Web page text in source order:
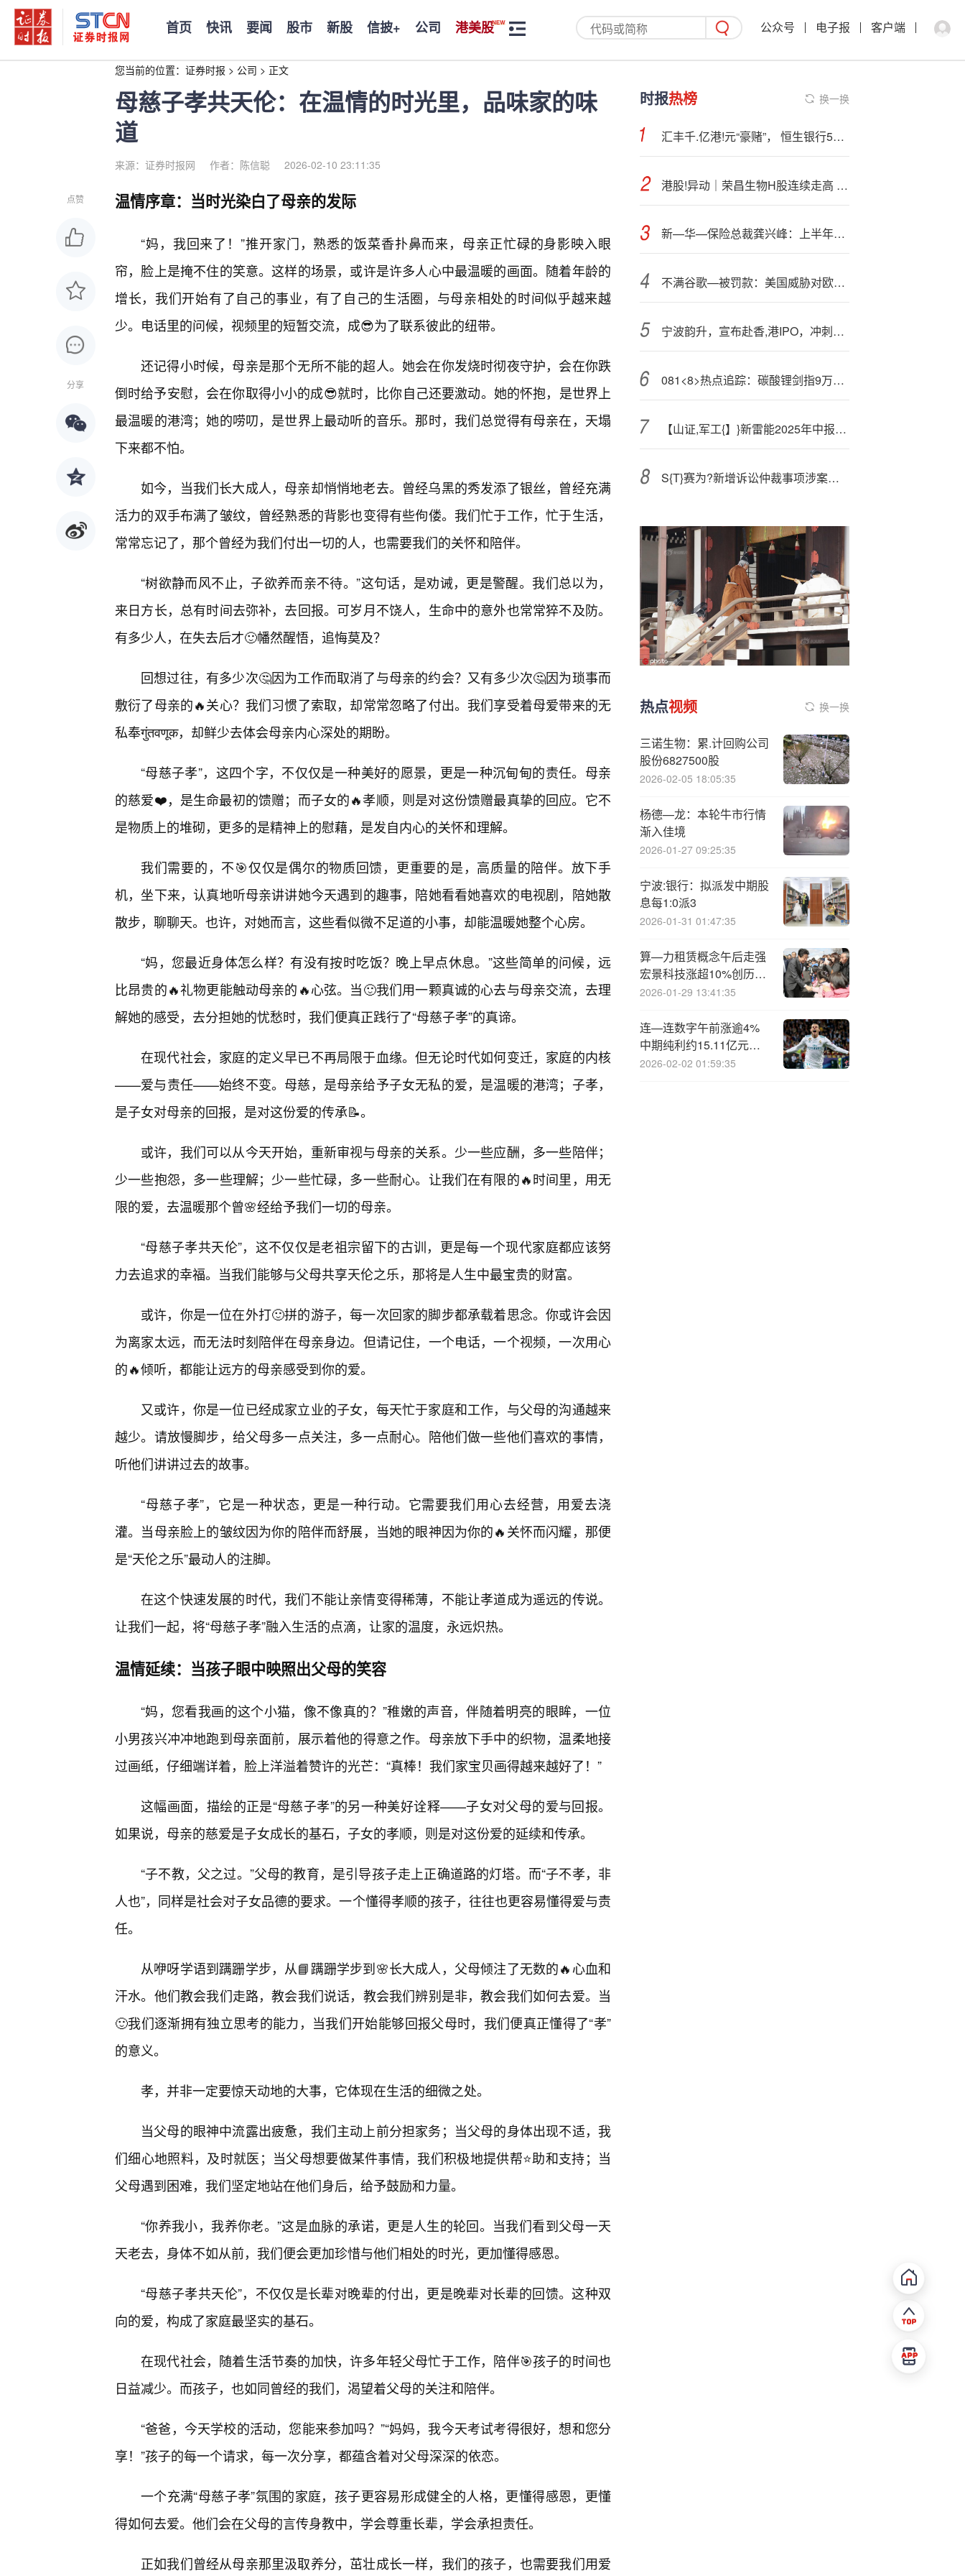
首页 快讯 要闻 股市 新股 信披+ 公司 港美股 公众号 电子报 客户端
您当前的位置： 证券时报 > 公司 > 正文
母慈子孝共天伦：在温情的时光里，品味家的味
道
来源：证券时报网 作者：陈信聪 2026-02-10 23:11:35
点赞
分享
温情序章：当时光染白了母亲的发际
“妈，我回来了！”推开家门，熟悉的饭菜香扑鼻而来，母亲正忙碌的身影映入眼
帘，脸上是掩不住的笑意。这样的场景，或许是许多人心中最温暖的画面。随着年龄的
增长，我们开始有了自己的事业，有了自己的生活圈，与母亲相处的时间似乎越来越
少。电话里的问候，视频里的短暂交流，成😎为了联系彼此的纽带。
还记得小时候，母亲是那个无所不能的超人。她会在你发烧时彻夜守护，会在你跌
倒时给予安慰，会在你取得小小的成😎就时，比你自己还要激动。她的怀抱，是世界上
最温暖的港湾；她的唠叨，是世界上最动听的音乐。那时，我们总觉得有母亲在，天塌
下来都不怕。
如今，当我们长大成人，母亲却悄悄地老去。曾经乌黑的秀发添了银丝，曾经充满
活力的双手布满了皱纹，曾经熟悉的背影也变得有些佝偻。我们忙于工作，忙于生活，
常常忘记了，那个曾经为我们付出一切的人，也需要我们的关怀和陪伴。
“树欲静而风不止，子欲养而亲不待。”这句话，是劝诫，更是警醒。我们总以为，
来日方长，总有时间去弥补，去回报。可岁月不饶人，生命中的意外也常常猝不及防。
有多少人，在失去后才🙂幡然醒悟，追悔莫及？
回想过往，有多少次🤔因为工作而取消了与母亲的约会？又有多少次🤔因为琐事而
敷衍了母亲的🔥关心？我们习惯了索取，却常常忽略了付出。我们享受着母爱带来的无
私奉गुंतवणूक，却鲜少去体会母亲内心深处的期盼。
“母慈子孝”，这四个字，不仅仅是一种美好的愿景，更是一种沉甸甸的责任。母亲
的慈爱❤️，是生命最初的馈赠；而子女的🔥孝顺，则是对这份馈赠最真挚的回应。它不
是物质上的堆砌，更多的是精神上的慰藉，是发自内心的关怀和理解。
我们需要的，不🎯仅仅是偶尔的物质回馈，更重要的是，高质量的陪伴。放下手
机，坐下来，认真地听母亲讲讲她今天遇到的趣事，陪她看看她喜欢的电视剧，陪她散
散步，聊聊天。也许，对她而言，这些看似微不足道的小事，却能温暖她整个心房。
“妈，您最近身体怎么样？有没有按时吃饭？晚上早点休息。”这些简单的问候，远
比昂贵的🔥礼物更能触动母亲的🔥心弦。当🙂我们用一颗真诚的心去与母亲交流，去理
解她的感受，去分担她的忧愁时，我们便真正践行了“母慈子孝”的真谛。
在现代社会，家庭的定义早已不再局限于血缘。但无论时代如何变迁，家庭的内核
——爱与责任——始终不变。母慈，是母亲给予子女无私的爱，是温暖的港湾；子孝，
是子女对母亲的回报，是对这份爱的传承📝。
或许，我们可以从今天开始，重新审视与母亲的关系。少一些应酬，多一些陪伴；
少一些抱怨，多一些理解；少一些忙碌，多一些耐心。让我们在有限的🔥时间里，用无
限的爱，去温暖那个曾🌸经给予我们一切的母亲。
“母慈子孝共天伦”，这不仅仅是老祖宗留下的古训，更是每一个现代家庭都应该努
力去追求的幸福。当我们能够与父母共享天伦之乐，那将是人生中最宝贵的财富。
或许，你是一位在外打🙂拼的游子，每一次回家的脚步都承载着思念。你或许会因
为离家太远，而无法时刻陪伴在母亲身边。但请记住，一个电话，一个视频，一次用心
的🔥倾听，都能让远方的母亲感受到你的爱。
又或许，你是一位已经成家立业的子女，每天忙于家庭和工作，与父母的沟通越来
越少。请放慢脚步，给父母多一点关注，多一点耐心。陪他们做一些他们喜欢的事情，
听他们讲讲过去的故事。
“母慈子孝”，它是一种状态，更是一种行动。它需要我们用心去经营，用爱去浇
灌。当母亲脸上的皱纹因为你的陪伴而舒展，当她的眼神因为你的🔥关怀而闪耀，那便
是“天伦之乐”最动人的注脚。
在这个快速发展的时代，我们不能让亲情变得稀薄，不能让孝道成为遥远的传说。
让我们一起，将“母慈子孝”融入生活的点滴，让家的温度，永远炽热。
温情延续：当孩子眼中映照出父母的笑容
“妈，您看我画的这个小猫，像不像真的？”稚嫩的声音，伴随着明亮的眼眸，一位
小男孩兴冲冲地跑到母亲面前，展示着他的得意之作。母亲放下手中的织物，温柔地接
过画纸，仔细端详着，脸上洋溢着赞许的光芒：“真棒！我们家宝贝画得越来越好了！”
这幅画面，描绘的正是“母慈子孝”的另一种美好诠释——子女对父母的爱与回报。
如果说，母亲的慈爱是子女成长的基石，子女的孝顺，则是对这份爱的延续和传承。
“子不教，父之过。”父母的教育，是引导孩子走上正确道路的灯塔。而“子不孝，非
人也”，同样是社会对子女品德的要求。一个懂得孝顺的孩子，往往也更容易懂得爱与责
任。
从咿呀学语到蹒跚学步，从📘蹒跚学步到🌸长大成人，父母倾注了无数的🔥心血和
汗水。他们教会我们走路，教会我们说话，教会我们辨别是非，教会我们如何去爱。当
🙂我们逐渐拥有独立思考的能力，当我们开始能够回报父母时，我们便真正懂得了“孝”
的意义。
孝，并非一定要惊天动地的大事，它体现在生活的细微之处。
当父母的眼神中流露出疲惫，我们主动上前分担家务；当父母的身体出现不适，我
们细心地照料，及时就医；当父母想要做某件事情，我们积极地提供帮⭐助和支持；当
父母遇到困难，我们坚定地站在他们身后，给予鼓励和力量。
“你养我小，我养你老。”这是血脉的承诺，更是人生的轮回。当我们看到父母一天
天老去，身体不如从前，我们便会更加珍惜与他们相处的时光，更加懂得感恩。
“母慈子孝共天伦”，不仅仅是长辈对晚辈的付出，更是晚辈对长辈的回馈。这种双
向的爱，构成了家庭最坚实的基石。
在现代社会，随着生活节奏的加快，许多年轻父母忙于工作，陪伴🎯孩子的时间也
日益减少。而孩子，也如同曾经的我们，渴望着父母的关注和陪伴。
“爸爸，今天学校的活动，您能来参加吗？”“妈妈，我今天考试考得很好，想和您分
享！”孩子的每一个请求，每一次分享，都蕴含着对父母深深的依恋。
一个充满“母慈子孝”氛围的家庭，孩子更容易形成健全的人格，更懂得感恩，更懂
得如何去爱。他们会在父母的言传身教中，学会尊重长辈，学会承担责任。
正如我们曾经从母亲那里汲取养分，茁壮成长一样，我们的孩子，也需要我们用爱
时报热榜 换一换
汇丰千.亿港!元“豪赌”， 恒生银行53年上市迎来终章
港股!异动｜荣昌生物H股连续走高 盘中涨逾6%
新—华—保险总裁龚兴峰：上半年新业务价值继续保持高位运行 下半年继续坚持业务结构优化
不满谷歌—被罚款：美国威胁对欧盟启动301调查！称美国公司不是小金库
宁波韵升，宣布赴香,港IPO，冲刺A+H
081<8>热点追踪：碳酸锂剑指9万，供应担忧仍存
【山证,军工{】}新雷能2025年中报点评：营收持续改善，不断拓展新业务领域
S{T}赛为?新增诉讼仲裁事项涉案金额达1938万元 均为被告
热点视频 换一换
三诺生物：累.计回购公司
股份6827500股
2026-02-05 18:05:35
杨德—龙：本轮牛市行情
渐入佳境
2026-01-27 09:25:35
宁波:银行：拟派发中期股
息每1:0派3
2026-01-31 01:47:35
算—力租赁概念午后走强
宏景科技涨超10%创历史
新高
2026-01-29 13:41:35
连—连数字午前涨逾4%
中期纯利约15.11亿元同
比扭亏为盈
2026-02-02 01:59:35